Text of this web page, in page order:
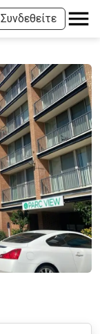
Συνδεθείτε